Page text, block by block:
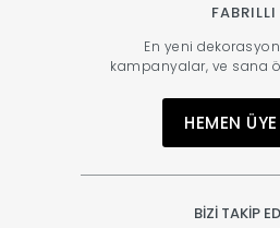
FABRILLI
En yeni
kampanyalar, ve sana
HEMEN
BİZİ TAKİP